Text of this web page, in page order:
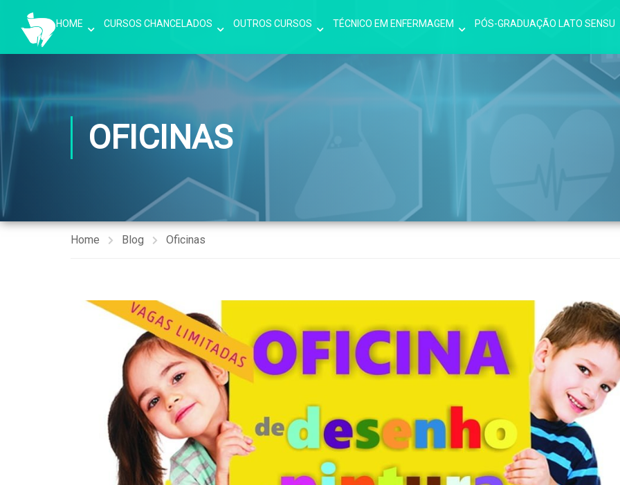
HOME CURSOS CHANCELADOS OUTROS CURSOS TÉCNICO EM ENFERMAGEM PÓS-GRADUAÇÃO LATO SENSU
OFICINAS
Home Blog Oficinas